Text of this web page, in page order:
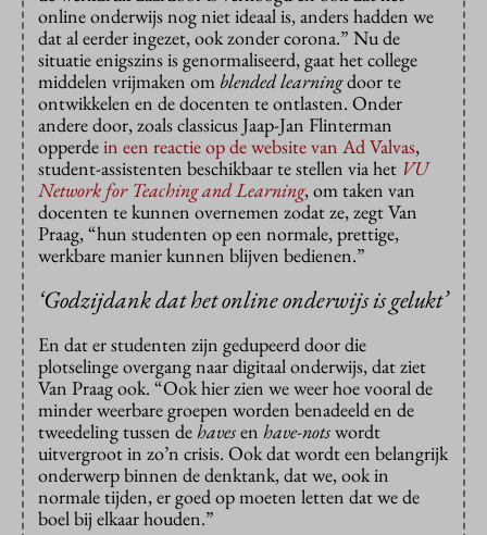
online onderwijs nog niet ideaal is, anders hadden we
dat al eerder ingezet, ook zonder corona.” Nu de
situatie enigszins is genormaliseerd, gaat het college
middelen vrijmaken om blended learningdoor te
ontwikkelen en de docenten te ontlasten. Onder
andere door, zoals classicus Jaap-Jan Flinterman
opperdein een reactie op de website van Ad Valvas,
student-assistenten beschikbaar te stellen via het VU
Network for Teaching and Learning, om taken van
docenten te kunnen overnemen zodat ze, zegt Van
Praag, “hun studenten op een normale, prettige,
werkbare manier kunnen blijven bedienen.”
‘Godzijdank dat het online onderwijs is gelukt’
En dat er studenten zijn gedupeerd door die
plotselinge overgang naar digitaal onderwijs, dat ziet
Van Praag ook. “Ook hier zien we weer hoe vooral de
minder weerbare groepen worden benadeeld en de
tweedeling tussen dehavesen have-notswordt
uitvergroot in zo’n crisis. Ook dat wordt een belangrijk
onderwerp binnen de denktank, dat we, ook in
normale tijden, er goed op moeten letten dat we de
boel bij elkaar houden.”